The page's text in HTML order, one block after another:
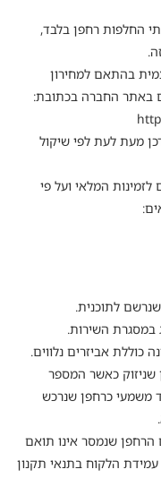
החלפות רחפן בלבד,
בהתאם למחירון
באתר החברה בכתובת:
מעת לעת לפי שיקול
לזמינות המלאי ועל פי
שניזוק כאשר המספר
משמעי כרחפן שנרכש
הרחפן שנמסר אינו תואם
הלקוח בתנאי תקנון